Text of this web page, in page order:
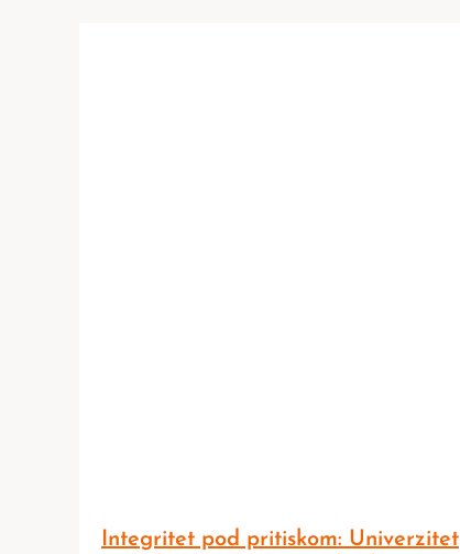
Integritet pod pritiskom: Univerzitet